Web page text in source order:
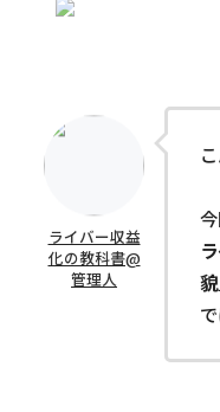
ライバー収益
化の教科書@
管理人
貌